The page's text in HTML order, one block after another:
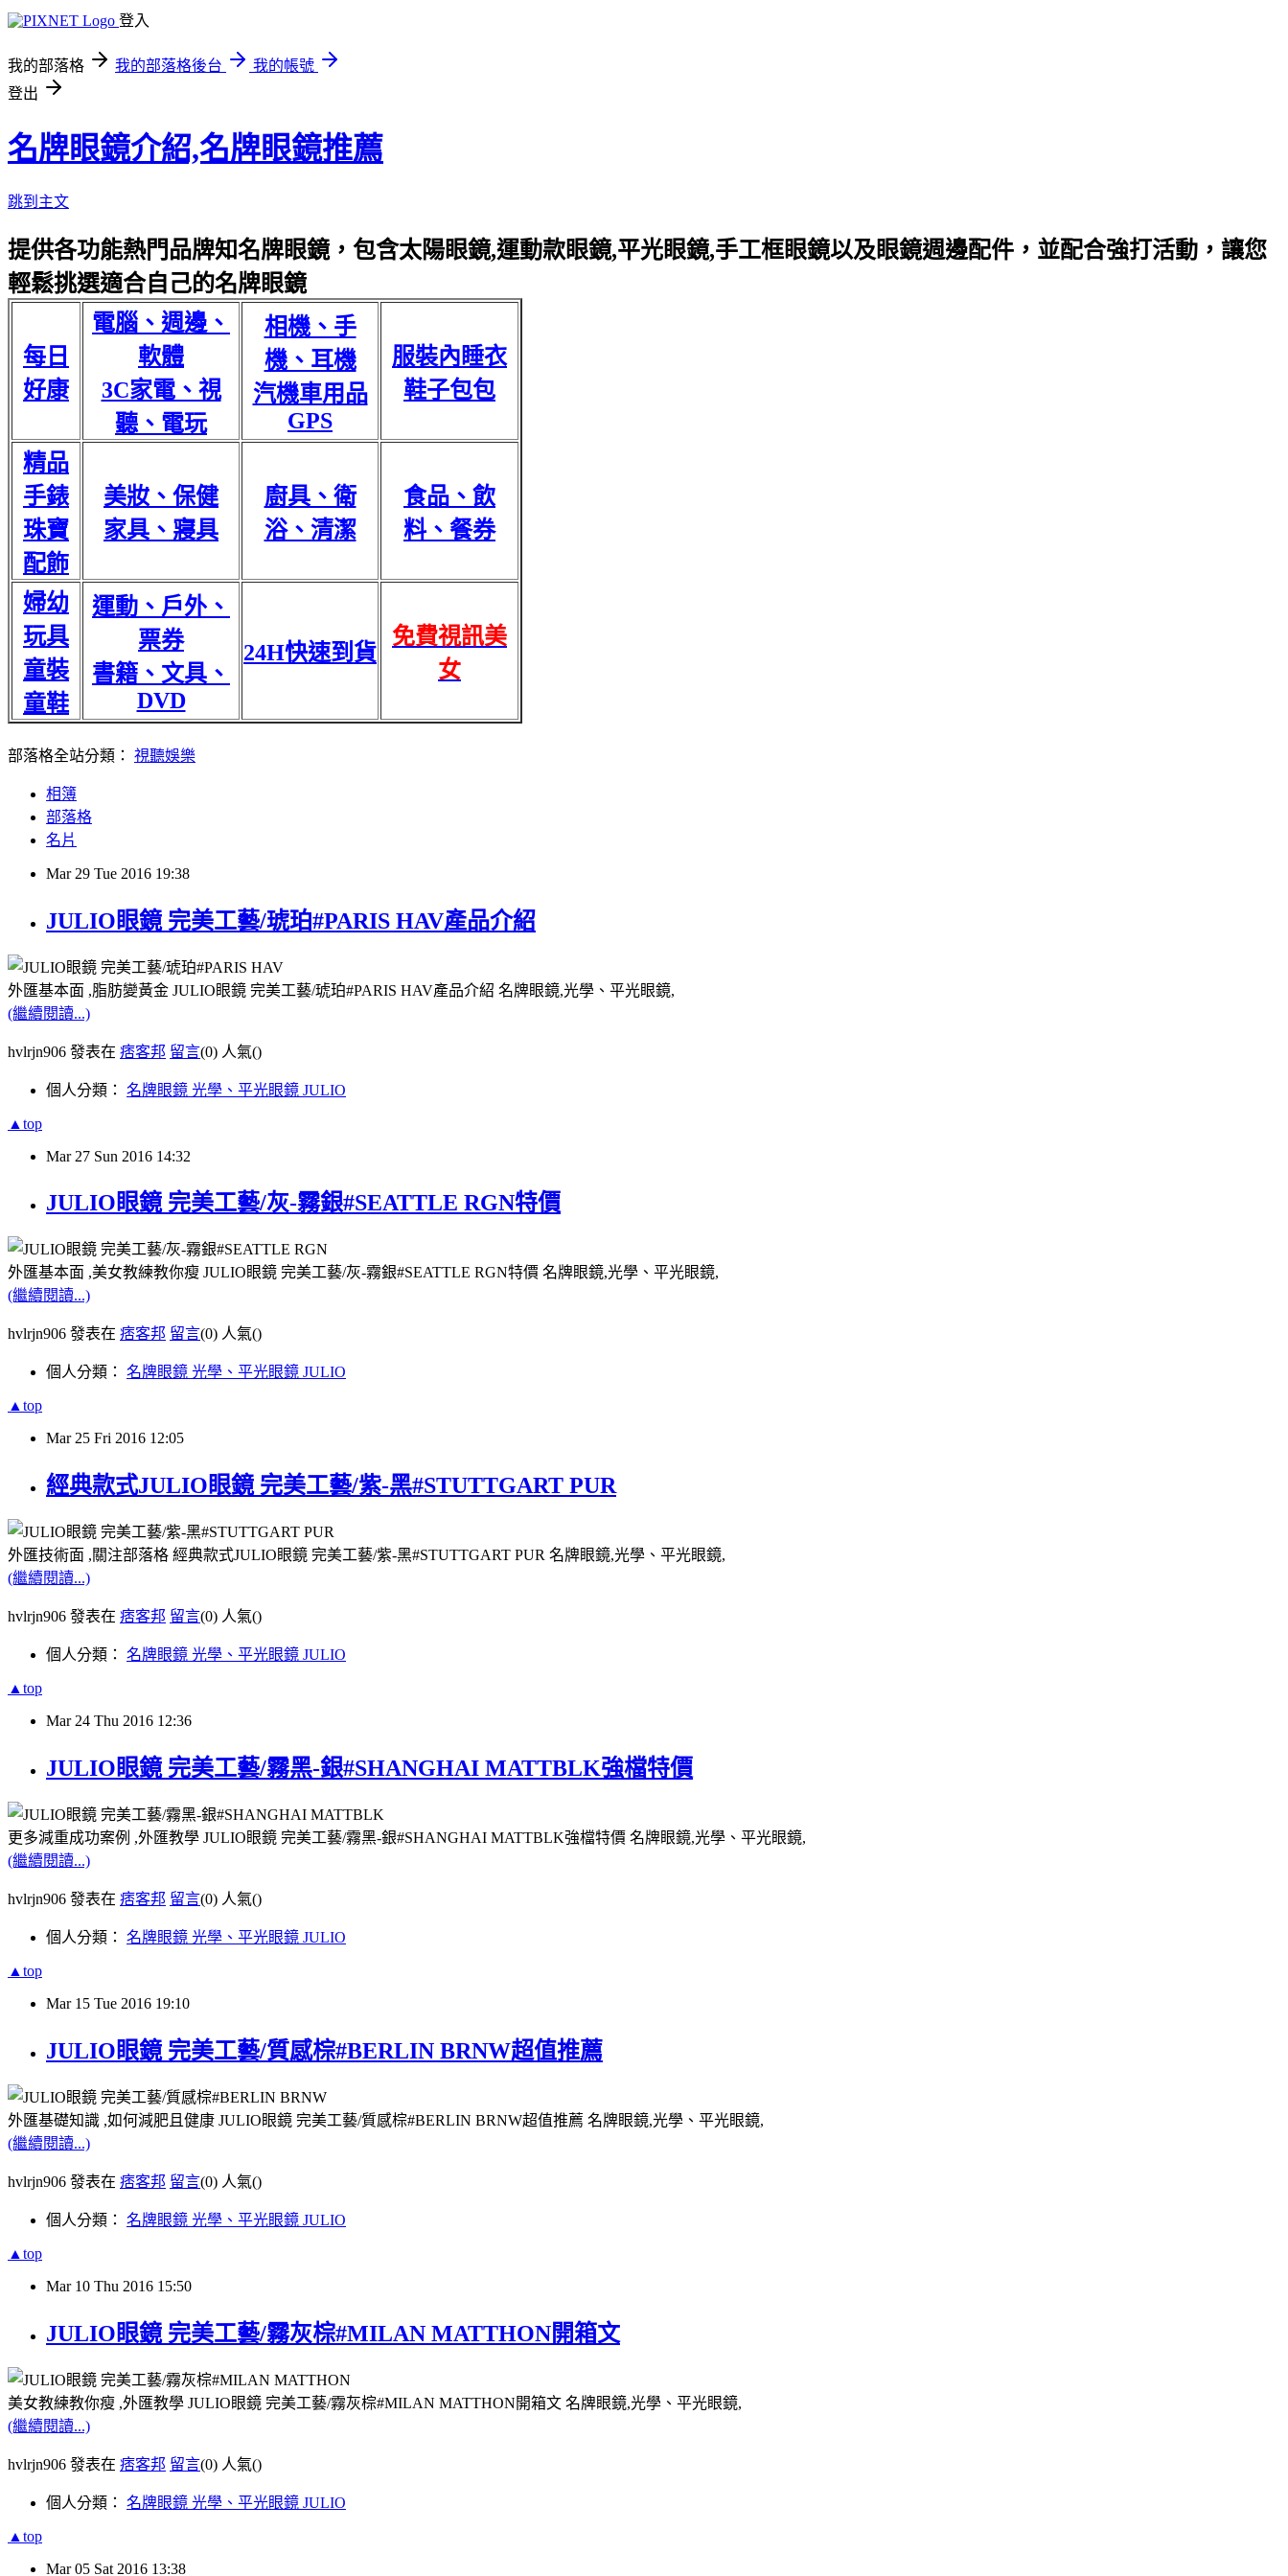
登入
我的部落格 我的部落格後台
我的帳號
登出
名牌眼鏡介紹,名牌眼鏡推薦
跳到主文
提供各功能熱門品牌知名牌眼鏡，包含太陽眼鏡,運動款眼鏡,平光眼鏡,手工框眼鏡以及眼鏡週邊配件，並配合強打活動，讓您
輕鬆挑選適合自己的名牌眼鏡
每日
好康
電腦、週邊、
軟體
3C家電、視
聽、電玩
相機、手
機、耳機
汽機車用品
GPS
服裝內睡衣
鞋子包包
精品
手錶
珠寶
配飾
美妝、保健
家具、寢具
廚具、衛
浴、清潔
食品、飲
料、餐券
婦幼
玩具
童裝
童鞋
運動、戶外、
票券
書籍、文具、
DVD
24H快速到貨
免費視訊美
女
部落格全站分類： 視聽娛樂
相簿
部落格
名片
Mar 29 Tue 2016 19:38
JULIO眼鏡 完美工藝/琥珀#PARIS HAV產品介紹
外匯基本面 ,脂肪變黃金 JULIO眼鏡 完美工藝/琥珀#PARIS HAV產品介紹 名牌眼鏡,光學、平光眼鏡,
(繼續閱讀...)
hvlrjn906 發表在 痞客邦 留言(0) 人氣()
個人分類： 名牌眼鏡 光學、平光眼鏡 JULIO
▲top
Mar 27 Sun 2016 14:32
JULIO眼鏡 完美工藝/灰-霧銀#SEATTLE RGN特價
外匯基本面 ,美女教練教你瘦 JULIO眼鏡 完美工藝/灰-霧銀#SEATTLE RGN特價 名牌眼鏡,光學、平光眼鏡,
(繼續閱讀...)
hvlrjn906 發表在 痞客邦 留言(0) 人氣()
個人分類： 名牌眼鏡 光學、平光眼鏡 JULIO
▲top
Mar 25 Fri 2016 12:05
經典款式JULIO眼鏡 完美工藝/紫-黑#STUTTGART PUR
外匯技術面 ,關注部落格 經典款式JULIO眼鏡 完美工藝/紫-黑#STUTTGART PUR 名牌眼鏡,光學、平光眼鏡,
(繼續閱讀...)
hvlrjn906 發表在 痞客邦 留言(0) 人氣()
個人分類： 名牌眼鏡 光學、平光眼鏡 JULIO
▲top
Mar 24 Thu 2016 12:36
JULIO眼鏡 完美工藝/霧黑-銀#SHANGHAI MATTBLK強檔特價
更多減重成功案例 ,外匯教學 JULIO眼鏡 完美工藝/霧黑-銀#SHANGHAI MATTBLK強檔特價 名牌眼鏡,光學、平光眼鏡,
(繼續閱讀...)
hvlrjn906 發表在 痞客邦 留言(0) 人氣()
個人分類： 名牌眼鏡 光學、平光眼鏡 JULIO
▲top
Mar 15 Tue 2016 19:10
JULIO眼鏡 完美工藝/質感棕#BERLIN BRNW超值推薦
外匯基礎知識 ,如何減肥且健康 JULIO眼鏡 完美工藝/質感棕#BERLIN BRNW超值推薦 名牌眼鏡,光學、平光眼鏡,
(繼續閱讀...)
hvlrjn906 發表在 痞客邦 留言(0) 人氣()
個人分類： 名牌眼鏡 光學、平光眼鏡 JULIO
▲top
Mar 10 Thu 2016 15:50
JULIO眼鏡 完美工藝/霧灰棕#MILAN MATTHON開箱文
美女教練教你瘦 ,外匯教學 JULIO眼鏡 完美工藝/霧灰棕#MILAN MATTHON開箱文 名牌眼鏡,光學、平光眼鏡,
(繼續閱讀...)
hvlrjn906 發表在 痞客邦 留言(0) 人氣()
個人分類： 名牌眼鏡 光學、平光眼鏡 JULIO
▲top
Mar 05 Sat 2016 13:38